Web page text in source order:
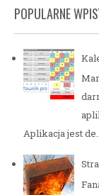
POPULARNE
Aplikacja jest